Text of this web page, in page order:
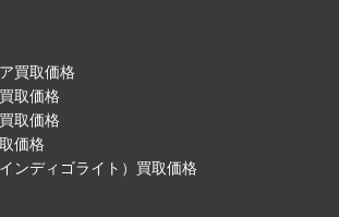
買取価格
取価格
取価格
価格
ンディゴライト）買取価格